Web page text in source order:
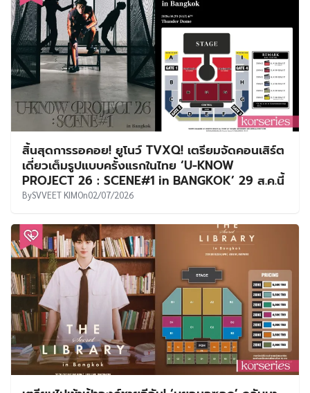
สิ้นสุดการรอคอย! ยูโนว์ TVXQ! เตรียมจัดคอนเสิร์ต
เดี่ยวเต็มรูปแบบครั้งแรกในไทย ‘U-KNOW
PROJECT 26 : SCENE#1 in BANGKOK’ 29 ส.ค.นี้
BySVVEET KIMOn02/07/2026